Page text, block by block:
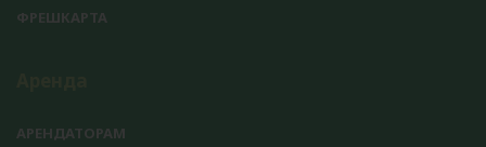
ФРЕШКАРТА
АРЕНДАТОРАМ